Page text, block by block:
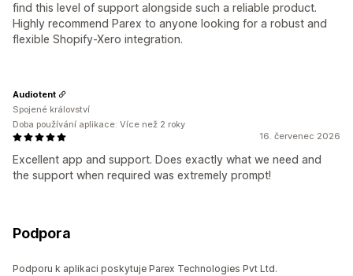
find this level of support alongside such a reliable product.
Highly recommend Parex to anyone looking for a robust and
flexible Shopify-Xero integration.
16. červenec 2026
Excellent app and support. Does exactly what we need and
the support when required was extremely prompt!
Audiotent
Spojené království
Doba používání aplikace: Více než 2 roky
Podpora
Podporu k aplikaci poskytuje Parex Technologies Pvt Ltd.